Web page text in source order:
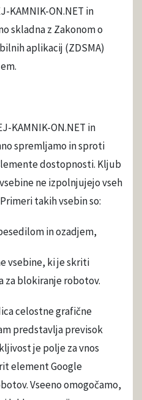
KAMNIK-ON.NET in
skladna z Zakonom o
aplikacij (ZDSMA)
KAMNIK-ON.NET in
spremljamo in sproti
dostopnosti. Kljub
ne izpolnjujejo vseh
takih vsebin so:
in ozadjem,
vsebine, ki je skriti
za blokiranje robotov.
celostne grafične
predstavlja previsok
je polje za vnos
element Google
Vseeno omogočamo,